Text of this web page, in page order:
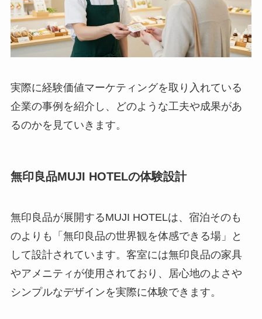
実際に経験価値マーケティングを取り入れている
企業の事例を紹介し、どのような工夫や成果があ
るのかを見ていきます。
無印良品MUJI HOTELの体験設計
無印良品が展開するMUJI HOTELは、宿泊そのも
のよりも「無印良品の世界観を体感できる場」と
して設計されています。客室には無印良品の家具
やアメニティが使用されており、居心地のよさや
シンプルなデザインを実際に体験できます。